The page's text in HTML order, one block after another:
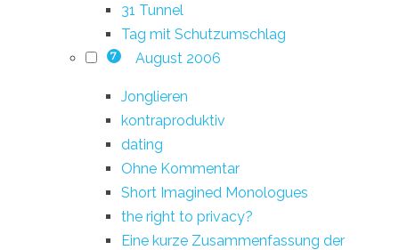
31 Tunnel
Tag mit Schutzumschlag
7 August 2006
Jonglieren
kontraproduktiv
dating
Ohne Kommentar
Short Imagined Monologues
the right to privacy?
Eine kurze Zusammenfassung der